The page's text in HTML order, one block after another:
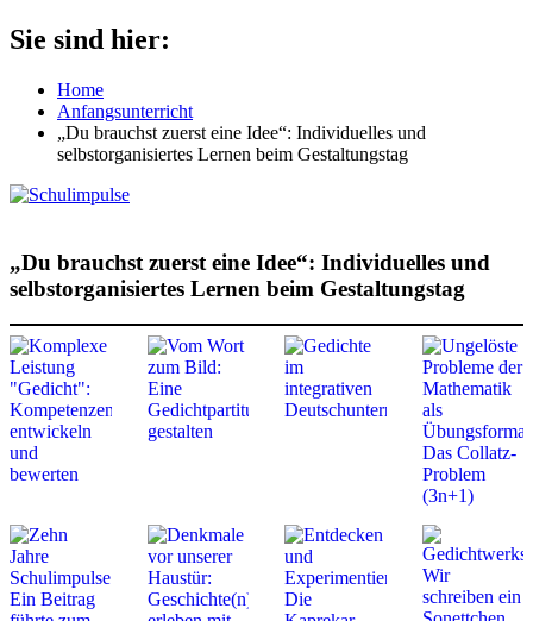
Zum
Inhalt
Schulimpulse
für
Grundschule
Sie sind hier:
Home
Anfangsunterricht
„Du brauchst zuerst eine Idee“: Individuelles und
selbstorganisiertes Lernen beim Gestaltungstag
„Du brauchst zuerst eine Idee“: Individuelles und
selbstorganisiertes Lernen beim Gestaltungstag